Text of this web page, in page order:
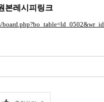
본레시피링크